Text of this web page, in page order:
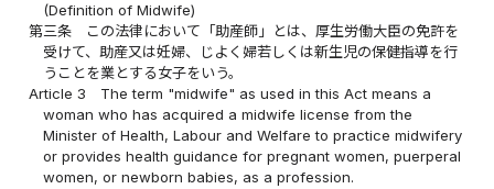
(Definition of Midwife)
第三条
この法律において「助産師」とは、厚生労働大臣の免許を
受けて、助産又は妊婦、じよく婦若しくは新生児の保健指導を行
うことを業とする女子をいう。
Article 3
The term "midwife" as used in this Act means a
woman who has acquired a midwife license from the
Minister of Health, Labour and Welfare to practice midwifery
or provides health guidance for pregnant women, puerperal
women, or newborn babies, as a profession.